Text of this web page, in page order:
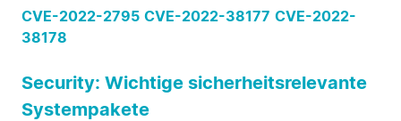
CVE-2022-2795 CVE-2022-38177 CVE-2022-
38178
Security: Wichtige sicherheitsrelevante
Systempakete